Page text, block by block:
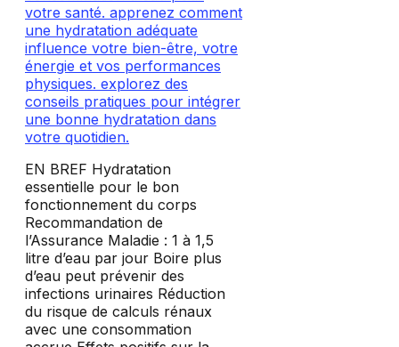
EN BREF Hydratation
essentielle pour le bon
fonctionnement du corps
Recommandation de
l’Assurance Maladie : 1 à 1,5
litre d’eau par jour Boire plus
d’eau peut prévenir des
infections urinaires Réduction
du risque de calculs rénaux
avec une consommation